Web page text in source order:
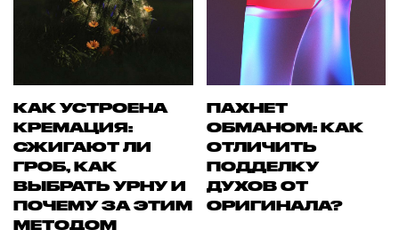
КАК УСТРОЕНА
КРЕМАЦИЯ:
СЖИГАЮТ ЛИ
ГРОБ, КАК
ВЫБРАТЬ УРНУ И
ПОЧЕМУ ЗА ЭТИМ
МЕТОДОМ
ПАХНЕТ
ОБМАНОМ: КАК
ОТЛИЧИТЬ
ПОДДЕЛКУ
ДУХОВ ОТ
ОРИГИНАЛА?